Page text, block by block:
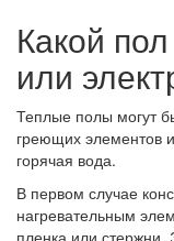
Какой
или
Теплые полы могут
греющих элементов
горячая вода.
В первом случае
нагревательным
пленка или стержни.